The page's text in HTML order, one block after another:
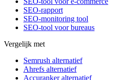
SEO-rapport
SEO-monitoring tool
SEO-tool voor bureaus
Vergelijk met
Semrush alternatief
Ahrefs alternatief
Accuranker alternatief